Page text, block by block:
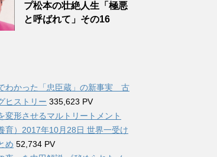
プ松本の壮絶人生「極悪
と呼ばれて」その16
わかった「忠臣蔵」の新事実 古
ヒストリー 335,623 PV
変形させるマルトリートメント
育）2017年10月28日 世界一受け
め 52,734 PV